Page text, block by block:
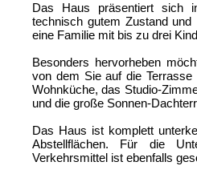
Das Haus präsentiert sich
technisch gutem Zustand
eine Familie mit bis zu drei
Besonders hervorheben
von dem Sie auf die
Wohnküche, das Studio-
und die große Sonnen-
Das Haus ist komplett
Abstellflächen. Für die
Verkehrsmittel ist ebenfalls